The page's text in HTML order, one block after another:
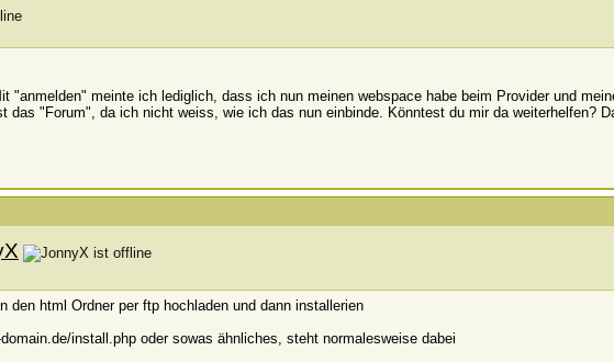
"anmelden" meinte ich lediglich, dass ich nun meinen webspace habe beim Provider und
das "Forum", da ich nicht weiss, wie ich das nun einbinde. Könntest du mir da weiterhelfen?
den html Ordner per ftp hochladen und dann installerien
install.php oder sowas ähnliches, steht normalesweise dabei